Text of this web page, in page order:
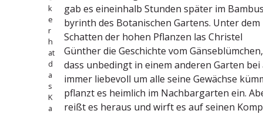
k
e
r
h
at
d
a
s
K
a
gab es eineinhalb Stunden später im
by­rinth des Botani­schen Gartens. Unter dem
Schatten der hohen Pflanzen las Christel
Günther die Geschichte vom Gänse­blümchen,
dass unbedingt in einem anderen Garten
immer liebevoll um alle seine Gewächse
pflanzt es heimlich im Nachbar­garten ein.
reißt es heraus und wirft es auf seinen